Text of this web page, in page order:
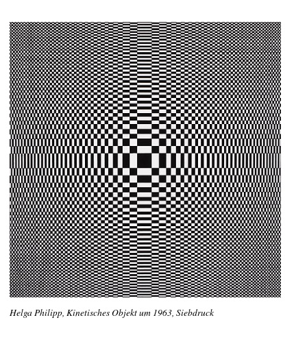
Helga Philipp, Kinetisches Objekt um 1963, Siebdruck